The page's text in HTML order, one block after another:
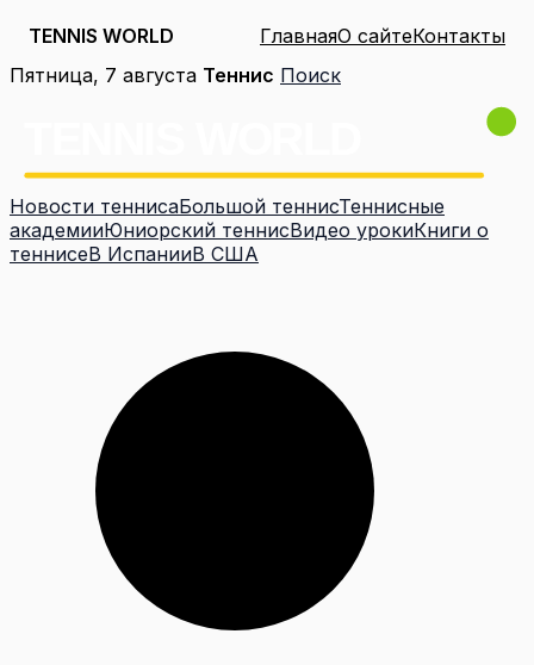
TENNIS WORLD ГлавнаяО сайтеКонтакты
Перейти
Пятница, 7 августа Теннис Поиск
Новости теннисаБольшой теннисТеннисные
академииЮниорский теннисВидео урокиКниги о
теннисеВ ИспанииВ США